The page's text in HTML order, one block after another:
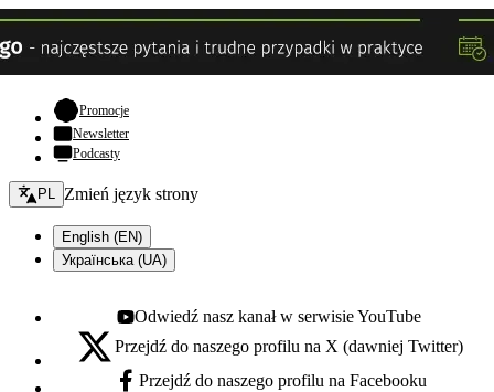
Promocje- otwiera się w nowej karcie
Newsletter
Podcasty
Zmień język - bieżący:
PL Zmień język strony
English (EN)
Українська (UA)
Youtube - otwiera się w nowej karcie
Odwiedź nasz kanał w serwisie YouTube
X - otwiera się w nowej karcie
Przejdź do naszego profilu na X (dawniej Twitter)
Facebook - otwiera się w nowej karcie
Przejdź do naszego profilu na Facebooku